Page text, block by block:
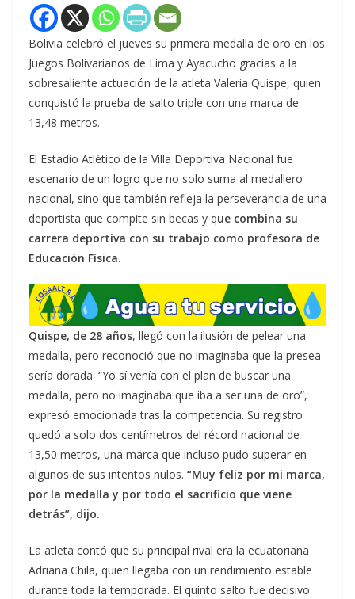
Bolivia celebró el jueves su primera medalla de oro en los
Juegos Bolivarianos de Lima y Ayacucho gracias a la
sobresaliente actuación de la atleta Valeria Quispe, quien
conquistó la prueba de salto triple con una marca de
13,48 metros.
El Estadio Atlético de la Villa Deportiva Nacional fue
escenario de un logro que no solo suma al medallero
nacional, sino que también refleja la perseverancia de una
deportista que compite sin becas y que combina su
carrera deportiva con su trabajo como profesora de
Educación Física.
Quispe, de 28 años, llegó con la ilusión de pelear una
medalla, pero reconoció que no imaginaba que la presea
sería dorada. “Yo sí venía con el plan de buscar una
medalla, pero no imaginaba que iba a ser una de oro”,
expresó emocionada tras la competencia. Su registro
quedó a solo dos centímetros del récord nacional de
13,50 metros, una marca que incluso pudo superar en
algunos de sus intentos nulos. “Muy feliz por mi marca,
por la medalla y por todo el sacrificio que viene
detrás”, dijo.
La atleta contó que su principal rival era la ecuatoriana
Adriana Chila, quien llegaba con un rendimiento estable
durante toda la temporada. El quinto salto fue decisivo